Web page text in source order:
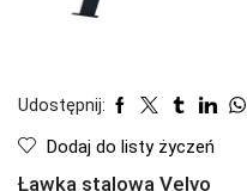
Udostępnij:
Dodaj do listy życzeń
Ławka stalowa Velvo